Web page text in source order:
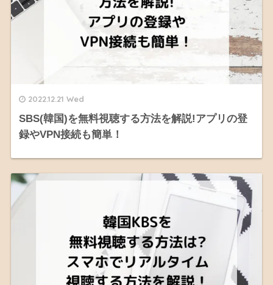
2022.12.21 Wed
SBS(韓国)を無料視聴する方法を解説!アプリの登
録やVPN接続も簡単！